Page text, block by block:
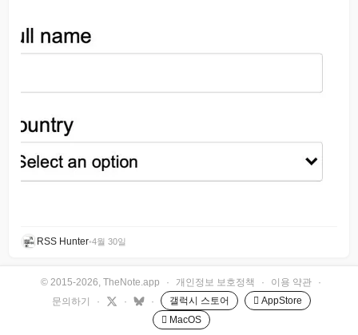
RSS Hunter•4월 30일
© 2015-2026, TheNote.app · 개인정보 보호정책 · 이용 약관
·
문의하기
· · · 갤럭시 스토어
 AppStore
 MacOS